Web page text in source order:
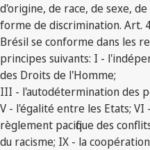
d'origine, de race, de sexe,
forme de discrimination. Art.
Brésil se conforme dans les
principes suivants: I -
des Droits de l'Homme;
III - l'autodétermination des
V - l'égalité entre les Etats;
règlement pacifique des
du racisme; IX - la